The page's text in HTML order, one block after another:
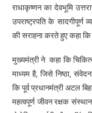
राधाकृष्णन का देवभूमि
उपराष्ट्रपति के सादगीपूर्ण
की सराहना करते हुए कहा कि
मुख्यमंत्री ने कहा कि
माध्यम है, जिसे निष्ठा,
कि पूर्व प्रधानमंत्री अटल
महत्वपूर्ण जीवन रक्षक